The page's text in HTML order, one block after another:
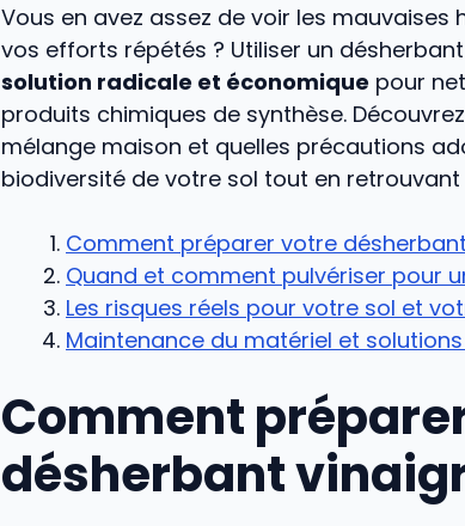
Vous en avez assez de voir les
vos efforts répétés ? Utiliser un
solution radicale et économique pour
produits chimiques de synthèse.
mélange maison et quelles précautions
biodiversité de votre sol tout en
Comment préparer votre
Quand et comment pulvériser pour
Les risques réels pour votre sol et
Maintenance du matériel et
Comment
désherbant